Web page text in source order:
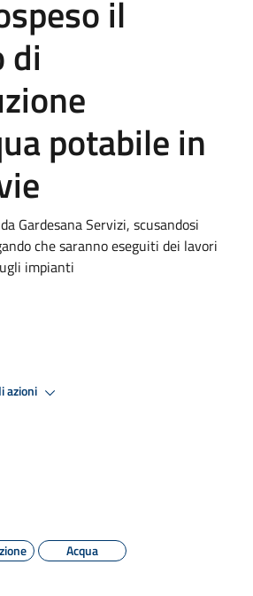
il
di
potabile in
Gardesana Servizi, scusandosi
che saranno eseguiti dei lavori
impianti
azioni
Acqua